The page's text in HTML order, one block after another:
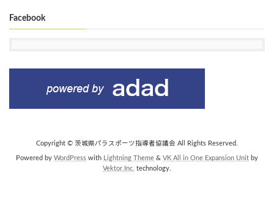
Facebook
Copyright © 茨城県パラスポーツ指導者協議会 All Rights Reserved.
Powered by WordPress with Lightning Theme & VK All in One Expansion Unit by
Vektor,Inc. technology.